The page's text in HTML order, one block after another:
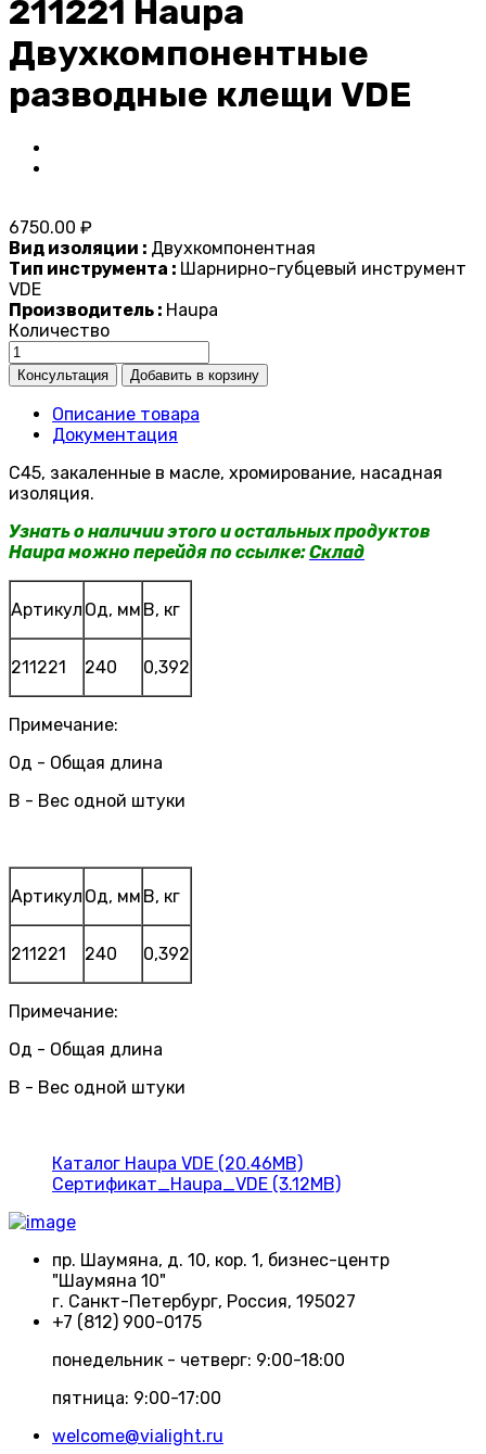
211221 Haupa
Двухкомпонентные
разводные клещи VDE
6750.00 ₽
Вид изоляции : Двухкомпонентная
Тип инструмента : Шарнирно-губцевый инструмент
VDE
Производитель : Haupa
Количество
Описание товара
Документация
C45, закаленные в масле, хромирование, насадная
изоляция.
Узнать о наличии этого и остальных продуктов
Haupa можно перейдя по ссылке:Склад
Артикул Од, мм В, кг
211221 240 0,392
Примечание:
Од - Общая длина
В - Вес одной штуки
Артикул Од, мм В, кг
211221 240 0,392
Примечание:
Од - Общая длина
В - Вес одной штуки
Каталог Haupa VDE (20.46MB)
Сертификат_Haupa_VDE (3.12MB)
пр. Шаумяна, д. 10, кор. 1, бизнес-центр
"Шаумяна 10"
г. Санкт-Петербург, Россия, 195027
+7 (812) 900-0175
понедельник - четверг: 9:00-18:00
пятница: 9:00-17:00
welcome@vialight.ru